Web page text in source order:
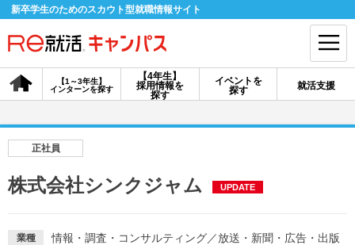
新卒学生のためのスカウト型就職情報サイト
【4年生】
採用情報を
探す
【1～3年生】
インターンを探す
イベントを
探す
就活支援
会員登録 ログイン
採用情報を探す
説明会を探す
インターンを探す
正社員
株式会社シンクジャム UPDATE
業種 情報・調査・コンサルティング／放送・新聞・広告・出版